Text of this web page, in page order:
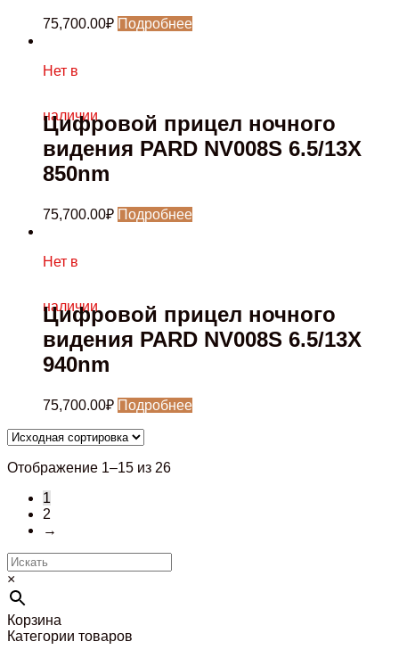
75,700.00₽ Подробнее
Нет в
наличии
Цифровой прицел ночного
видения PARD NV008S 6.5/13X
850nm
75,700.00₽ Подробнее
Нет в
наличии
Цифровой прицел ночного
видения PARD NV008S 6.5/13X
940nm
75,700.00₽ Подробнее
Отображение 1–15 из 26
1
2
→
×
Корзина
Категории товаров